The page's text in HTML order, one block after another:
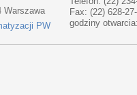
Warszawa
PW
Fax: (22) 628-
godziny